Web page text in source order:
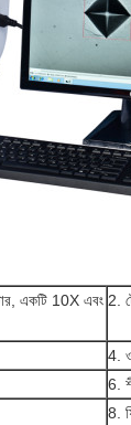
একটি 10X এবং 2.
4.
6.
8.